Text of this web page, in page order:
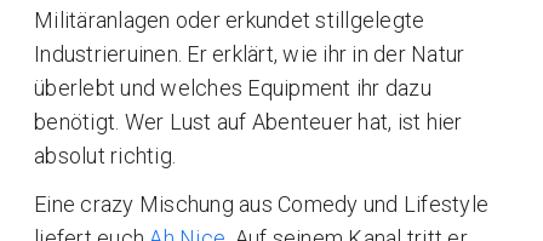
Militäranlagen oder erkundet stillgelegte
Industrieruinen. Er erklärt, wie ihr in der Natur
überlebt und welches Equipment ihr dazu
benötigt. Wer Lust auf Abenteuer hat, ist hier
absolut richtig.
Eine crazy Mischung aus Comedy und Lifestyle